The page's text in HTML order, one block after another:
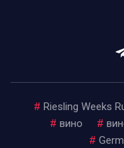
# Riesling Weeks
# вино #
#